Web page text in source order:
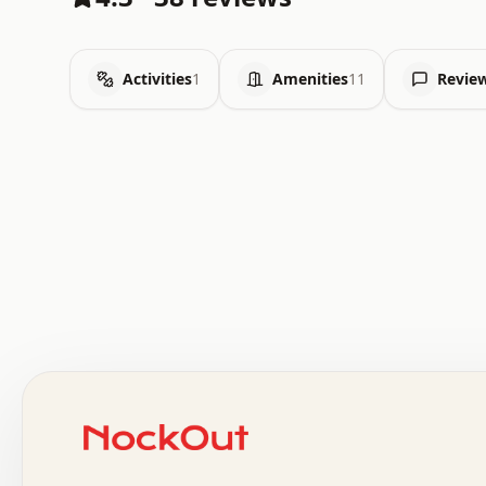
Activities1 Amenities11
.   +   .   .   o   .   .   .   .   .   .   :   .
.   .   .   o   .   .   .   .   .   .   .   .   x   .